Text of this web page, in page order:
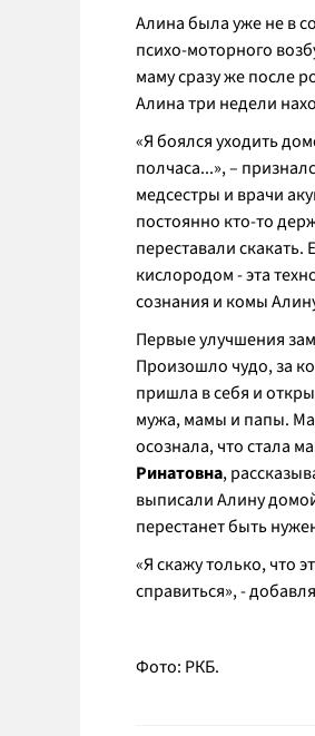
Алина была уже не в
психо-моторного
маму сразу же после
Алина три недели
«Я боялся уходить
полчаса...», –
медсестры и врачи
постоянно кто-то
переставали
кислородом - эта
сознания и комы
Первые улучшения
Произошло чудо, за
пришла в себя и
мужа, мамы и папы.
осознала, что стала
Ринатовна,
выписали Алину
перестанет быть
«Я скажу только, что
справиться», -
Фото: РКБ.